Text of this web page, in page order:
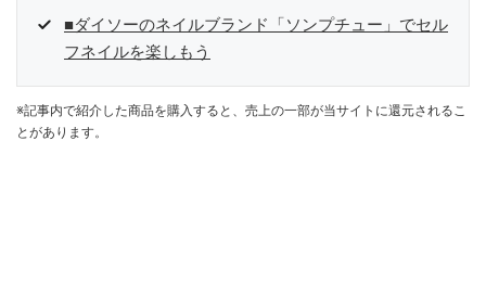
■ダイソーのネイルブランド「ソンプチュー」でセル
フネイルを楽しもう
※記事内で紹介した商品を購入すると、売上の一部が当サイトに還元されるこ
とがあります。